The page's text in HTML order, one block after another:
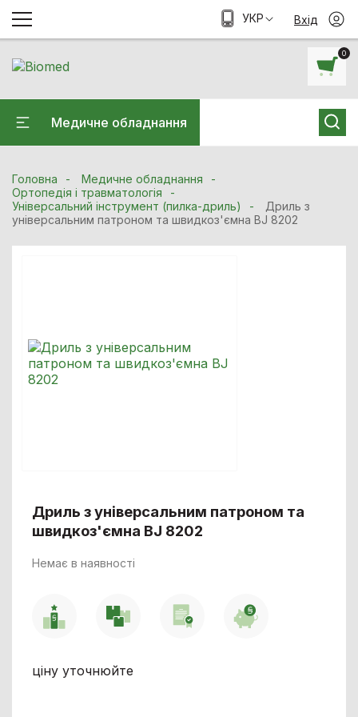
0
Медичне обладнання
УКР Вхід
Головна
Медичне обладнання
Ортопедія і травматологія
Універсальний інструмент (пилка-дриль)
Дриль з
універсальним патроном та швидкоз'ємна BJ 8202
Дриль з універсальним патроном та
швидкоз'ємна BJ 8202
Немає в наявності
ціну уточнюйте